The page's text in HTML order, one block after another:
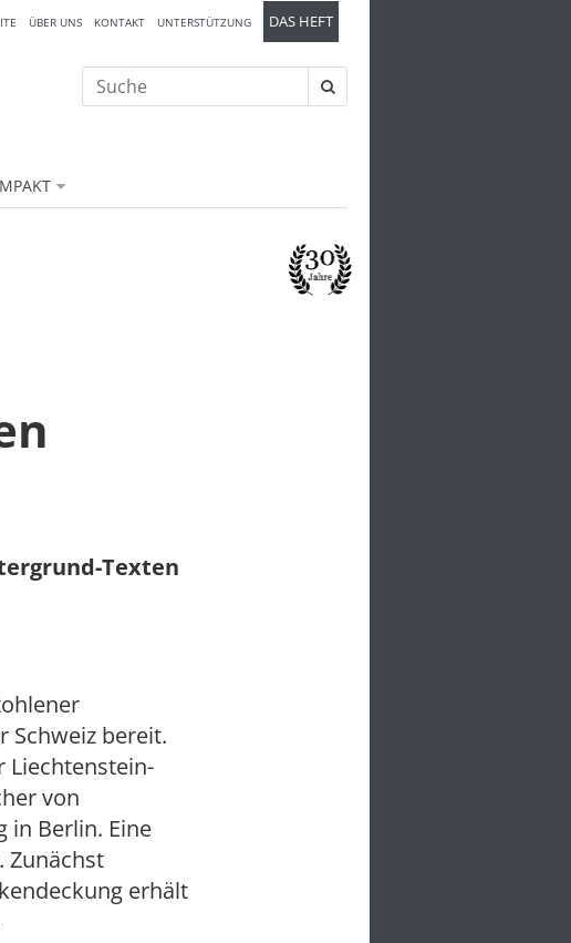
ÜBER UNS KONTAKT UNTERSTÜTZUNG DAS HEFT
Suche
nach:
Texten
Schweiz bereit.
Liechtenstein-
von
in Berlin. Eine
Zunächst
erhält